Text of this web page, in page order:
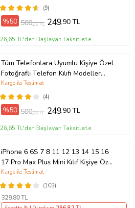
(9)
%50 500,00 TL 249,90 TL
26,65 TL'den Başlayan Taksitlerle
Tüm Telefonlara Uyumlu Kişiye Özel
Fotoğraflı Telefon Kılıfı Modeller
Açıklamada
(4)
Kargo ile Teslimat
%50 500,00 TL 249,90 TL
26,65 TL'den Başlayan Taksitlerle
iPhone 6 6S 7 8 11 12 13 14 15 16
17 Pro Max Plus Mini Kılıf Kişiye Özel
Resimli Fotoğraflı Silikon
(103)
Kargo ile Teslimat
329,80 TL